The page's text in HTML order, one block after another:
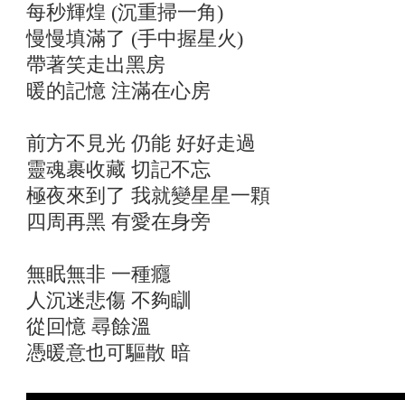
每秒輝煌 (沉重掃一角)
慢慢填滿了 (手中握星火)
帶著笑走出黑房
暖的記憶 注滿在心房
前方不見光 仍能 好好走過
靈魂裹收藏 切記不忘
極夜來到了 我就變星星一顆
四周再黑 有愛在身旁
無眠無非 一種癮
人沉迷悲傷 不夠瞓
從回憶 尋餘溫
憑暖意也可驅散 暗